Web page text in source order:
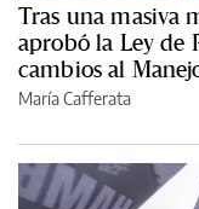
Tras una masiva
aprobó la Ley de
cambios al
María Cafferata